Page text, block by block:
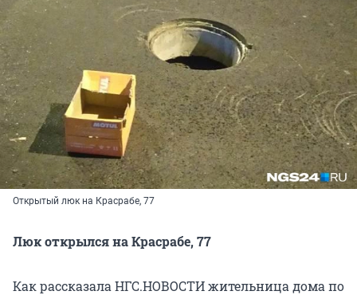
Открытый люк на Красрабе, 77
Люк открылся на Красрабе, 77
Как рассказала НГС.НОВОСТИ жительница дома по